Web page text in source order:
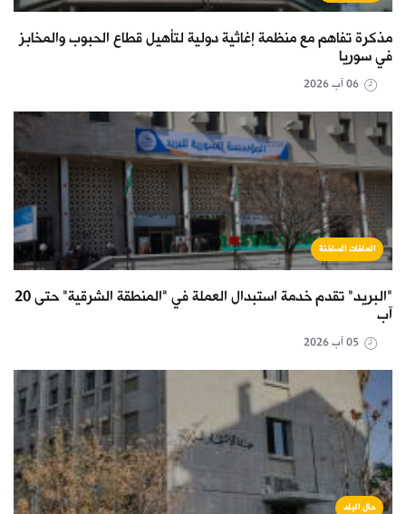
مذكرة تفاهم مع منظمة إغاثية دولية لتأهيل قطاع الحبوب والمخابز
في سوريا
الملفات الساخنة
"البريد" تقدم خدمة استبدال العملة في "المنطقة الشرقية" حتى 20
آب
حال البلد